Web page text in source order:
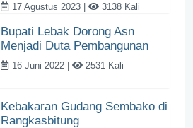
17 Agustus 2023 | 3138 Kali
Bupati Lebak Dorong Asn
Menjadi Duta Pembangunan
16 Juni 2022 | 2531 Kali
Kebakaran Gudang Sembako di
Rangkasbitung